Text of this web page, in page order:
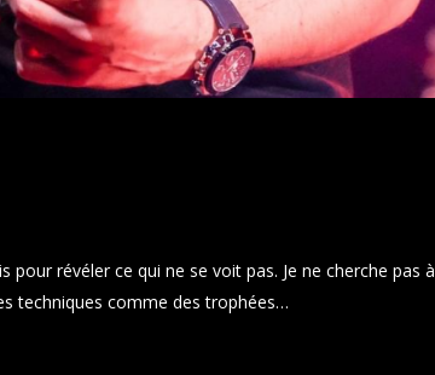
révéler ce qui ne se voit pas. Je ne cherche pas à
techniques comme des trophées…